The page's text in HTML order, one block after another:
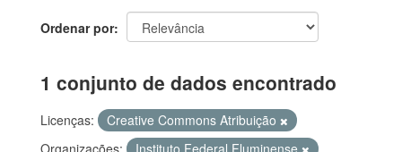
Ordenar por
1 conjunto de dados encontrado
Licenças:
Creative Commons Atribuição